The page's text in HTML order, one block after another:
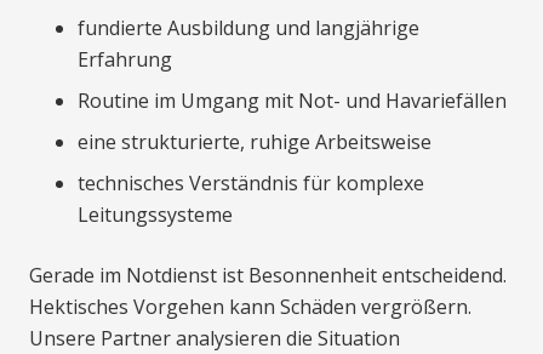
fundierte Ausbildung und langjährige
Erfahrung
Routine im Umgang mit Not- und Havariefällen
eine strukturierte, ruhige Arbeitsweise
technisches Verständnis für komplexe
Leitungssysteme
Gerade im Notdienst ist Besonnenheit entscheidend.
Hektisches Vorgehen kann Schäden vergrößern.
Unsere Partner analysieren die Situation